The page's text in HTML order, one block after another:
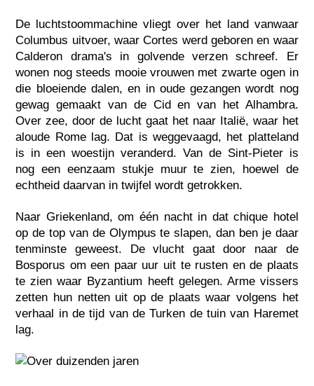
De luchtstoommachine vliegt over het land vanwaar
Columbus uitvoer, waar Cortes werd geboren en waar
Calderon drama's in golvende verzen schreef. Er
wonen nog steeds mooie vrouwen met zwarte ogen in
die bloeiende dalen, en in oude gezangen wordt nog
gewag gemaakt van de Cid en van het Alhambra.
Over zee, door de lucht gaat het naar Italië, waar het
aloude Rome lag. Dat is weggevaagd, het platteland
is in een woestijn veranderd. Van de Sint-Pieter is
nog een eenzaam stukje muur te zien, hoewel de
echtheid daarvan in twijfel wordt getrokken.
Naar Griekenland, om één nacht in dat chique hotel
op de top van de Olympus te slapen, dan ben je daar
tenminste geweest. De vlucht gaat door naar de
Bosporus om een paar uur uit te rusten en de plaats
te zien waar Byzantium heeft gelegen. Arme vissers
zetten hun netten uit op de plaats waar volgens het
verhaal in de tijd van de Turken de tuin van Haremet
lag.